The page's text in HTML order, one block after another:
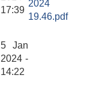
17:39
2024
19.46.pdf
5 Jan
2024 -
14:22